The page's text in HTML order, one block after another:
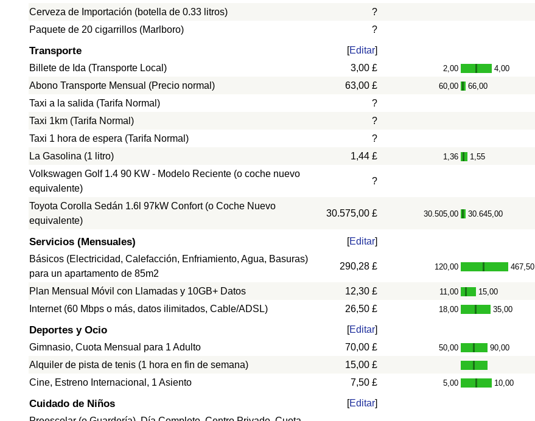
Cerveza de Importación (botella de 0.33 litros)
?
Paquete de 20 cigarrillos (Marlboro)
?
Transporte [Editar]
Billete de Ida (Transporte Local)
3,00 £ 2,00 - 4,00
Abono Transporte Mensual (Precio normal) 63,00 £ 60,00 - 66,00
Taxi a la salida (Tarifa Normal)
?
Taxi 1km (Tarifa Normal)
?
Taxi 1 hora de espera (Tarifa Normal)
?
La Gasolina (1 litro)
1,44 £ 1,36 - 1,55
Volkswagen Golf 1.4 90 KW - Modelo Reciente (o coche nuevo
equivalente)
?
Toyota Corolla Sedán 1.6l 97kW Confort (o Coche Nuevo
equivalente)
30.575,00 £ 30.505,00 - 30.645,00
Servicios (Mensuales) [Editar]
Básicos (Electricidad, Calefacción, Enfriamiento, Agua, Basuras)
para un apartamento de 85m2
290,28 £ 120,00 - 467,50
Plan Mensual Móvil con Llamadas y 10GB+ Datos 12,30 £ 11,00 - 15,00
Internet (60 Mbps o más, datos ilimitados, Cable/ADSL) 26,50 £ 18,00 - 35,00
Deportes y Ocio [Editar]
Gimnasio, Cuota Mensual para 1 Adulto
70,00 £ 50,00 - 90,00
Alquiler de pista de tenis (1 hora en fin de semana)
15,00 £
Cine, Estreno Internacional, 1 Asiento
7,50 £ 5,00 - 10,00
Cuidado de Niños [Editar]